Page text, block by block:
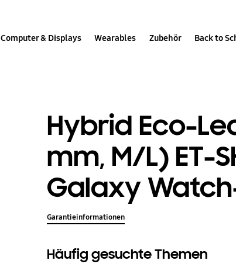
Computer & Displays Wearables Zubehör Back to
Hybrid Eco-
mm, M/L) ET-
Galaxy
Garantieinformationen
Häufig gesuchte Themen